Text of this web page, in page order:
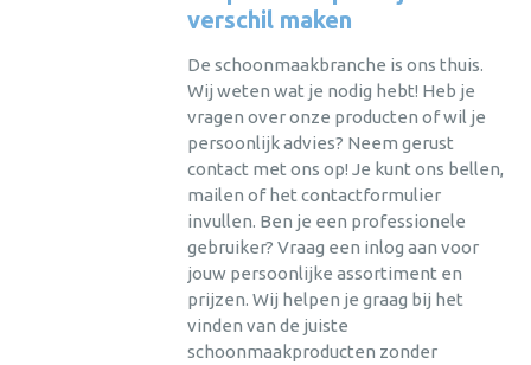
verschil maken
De schoonmaakbranche is ons thuis.
Wij weten wat je nodig hebt! Heb je
vragen over onze producten of wil je
persoonlijk advies? Neem gerust
contact met ons op! Je kunt ons bellen,
mailen of het contactformulier
invullen. Ben je een professionele
gebruiker? Vraag een inlog aan voor
jouw persoonlijke assortiment en
prijzen. Wij helpen je graag bij het
vinden van de juiste
schoonmaakproducten zonder
persoonlijk advies afgestemd op
jouw behoeften?
Bel0475 475 422of mail
hallo@bena.nl
persoonlijk advies afgestemd op
jouw behoeften?
Bel0475 475 422of mail
hallo@bena.nl
Persoonlijk advies afgestemd op jouw
Snelle levering, vaak binnen één dag.
Duurzaam en milieubewust ondernemen
Jarenlange ervaring in
schoonmaakoplossingen.
Hulp nodig met het aanmaken van je account,
of gewoon persoonlijk advies afgestemd op
jouw behoeften?
0475 475 422of mailhallo@bena.nl
persoonlijk advies afgestemd op
jouw behoeften?
Bel0475 475 422of mail
hallo@bena.nl